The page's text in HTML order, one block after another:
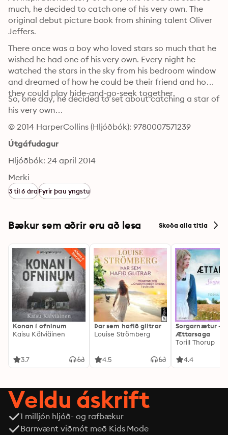
much, he decided to catch one of his very own. The
original debut picture book from shining talent Oliver
Jeffers.
There once was a boy who loved stars so much that he
wished he had one of his very own. Every night he
watched the stars in the sky from his bedroom window
and dreamed of how he could be their friend and how
they could play hide-and-go-seek together.
So, one day, he decided to set about catching a star of
his very own…
© 2014 HarperCollins (Hljóðbók): 9780007571239
Útgáfudagur
Hljóðbók: 24 april 2014
Merki
3 til 6 áraFyrir þau yngstu
Bækur sem aðrir eru að lesa Skoða alla titla
Konan í ofninum
Kaisu Kälviäinen
3.7
Þar sem hafið glitrar
Louise Strömberg
4.5
Sorgarnætur -
Ættarsaga
Torill Thorup
4.4
Veldu áskrift
1 milljón hljóð- og rafbækur
Barnvænt viðmót með Kids Mode